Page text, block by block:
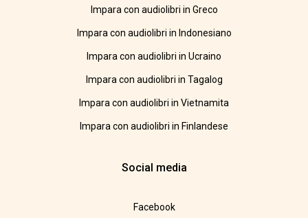
Impara con audiolibri in Greco
Impara con audiolibri in Indonesiano
Impara con audiolibri in Ucraino
Impara con audiolibri in Tagalog
Impara con audiolibri in Vietnamita
Impara con audiolibri in Finlandese
Social media
Facebook